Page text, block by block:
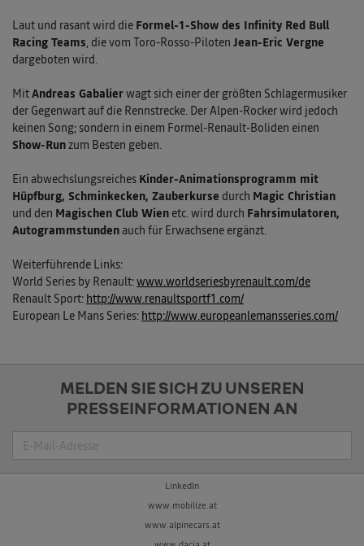
Laut und rasant wird die Formel-1-Show des Infinity Red Bull
Racing Teams, die vom Toro-Rosso-Piloten Jean-Eric Vergne
dargeboten wird.
MitAndreas Gabalierwagt sich einer der größten Schlagermusiker
der Gegenwart auf die Rennstrecke. Der Alpen-Rocker wird jedoch
keinen Song; sondern in einem Formel-Renault-Boliden einen
Show-Runzum Besten geben.
Ein abwechslungsreiches Kinder-Animationsprogramm mit
Hüpfburg, Schminkecken, Zauberkurse durch Magic Christian
und den Magischen Club Wien etc. wird durch Fahrsimulatoren,
Autogrammstunden auch für Erwachsene ergänzt.
Weiterführende Links:
World Series by Renault:www.worldseriesbyrenault.com/de
Renault Sport: http://www.renaultsportf1.com/
European Le Mans Series: http://www.europeanlemansseries.com/
MELDEN SIE SICH ZU UNSEREN
PRESSEINFORMATIONEN AN
Suche
LinkedIn
www.mobilize.at
www.alpinecars.at